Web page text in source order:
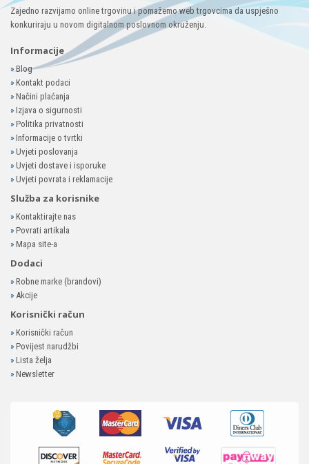
Zajedno razvijamo online trgovinu i pomažemo web trgovcima da uspješno
konkuriraju u novom digitalnom poslovnom okruženju.
Informacije
»Blog
» Kontakt podaci
» Načini plaćanja
» Izjava o sigurnosti
» Politika privatnosti
» Informacije o tvrtki
» Uvjeti poslovanja
» Uvjeti dostave i isporuke
» Uvjeti povrata i reklamacije
Služba za korisnike
» Kontaktirajte nas
» Povrati artikala
» Mapa site-a
Dodaci
» Robne marke (brandovi)
» Akcije
Korisnički račun
» Korisnički račun
» Povijest narudžbi
» Lista želja
» Newsletter